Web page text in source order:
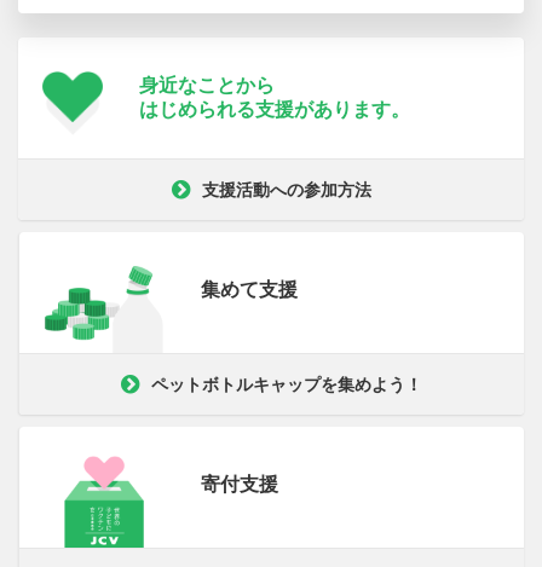
身近なことから
はじめられる支援があります。
支援活動への参加方法
集めて支援
ペットボトルキャップを集めよう！
寄付支援